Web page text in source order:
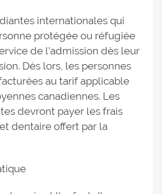
internationales qui
protégée ou réfugiée
de l’admission dès leur
Dès lors, les personnes
au tarif applicable
canadiennes. Les
devront payer les frais
dentaire offert par la